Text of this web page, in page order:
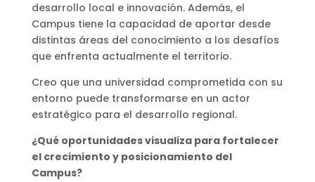
desarrollo local e innovación. Además, el
Campus tiene la capacidad de aportar desde
distintas áreas del conocimiento a los desafíos
que enfrenta actualmente el territorio.
Creo que una universidad comprometida con su
entorno puede transformarse en un actor
estratégico para el desarrollo regional.
¿Qué oportunidades visualiza para fortalecer
el crecimiento y posicionamiento del
Campus?